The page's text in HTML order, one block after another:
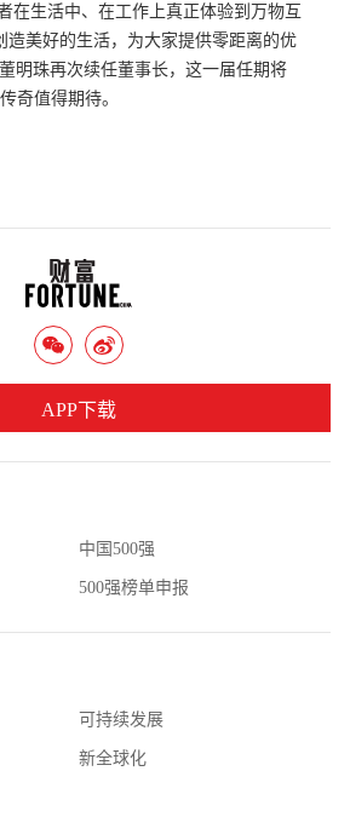
在生活中、在工作上真正体验到万物互
造美好的生活，为大家提供零距离的优
明珠再次续任董事长，这一届任期将
奇值得期待。
中国500强
500强榜单申报
可持续发展
新全球化
APP下载